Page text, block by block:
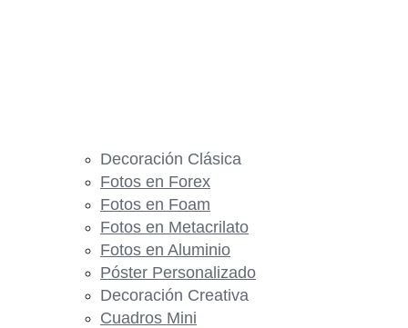
Decoración Clásica
Fotos en Forex
Fotos en Foam
Fotos en Metacrilato
Fotos en Aluminio
Póster Personalizado
Decoración Creativa
Cuadros Mini